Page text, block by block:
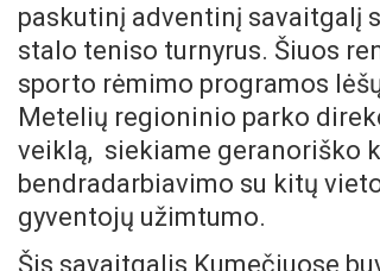
paskutinį adventinį savaitgalį
stalo teniso turnyrus. Šiuos
sporto rėmimo programos
Metelių regioninio parko
veiklą, siekiame geranoriško
bendradarbiavimo su kitų
gyventojų užimtumo.
Šis savaitgalis Kumečiuose